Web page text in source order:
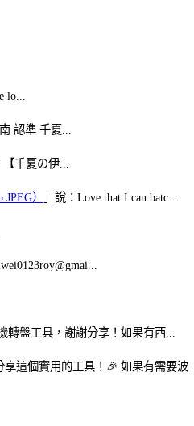
lo...
認準 千夏...
千夏の伊...
） 」說：Love that I can batc...
轉盤工具，謝謝分享！如果有西...
享這個實用的工具！🎉 如果有需要波